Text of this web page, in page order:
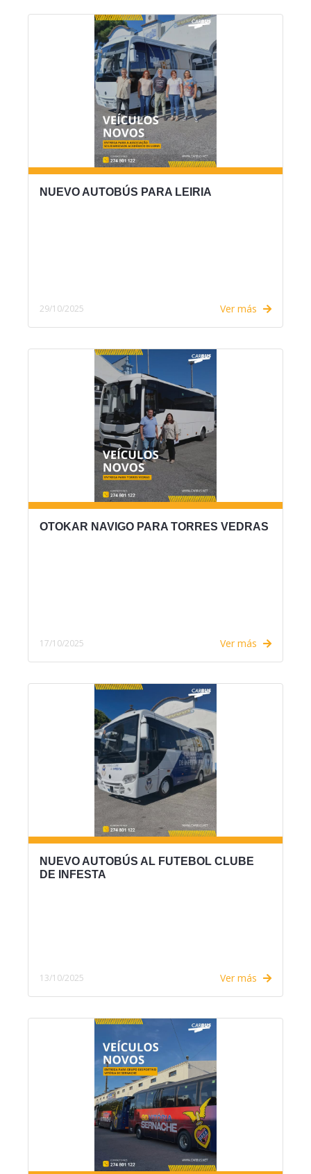
NUEVO AUTOBÚS PARA LEIRIA
29/10/2025 Ver más
OTOKAR NAVIGO PARA TORRES VEDRAS
17/10/2025 Ver más
NUEVO AUTOBÚS AL FUTEBOL CLUBE
DE INFESTA
13/10/2025 Ver más